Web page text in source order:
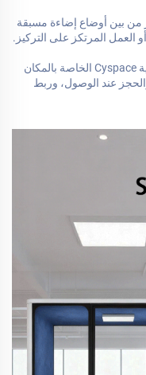
من بين أوضاع إضاءة مسبقة
العمل المرتكز على التركيز.
استفد أكثر من كبسولتك الذكية باستخدام تقنية Cyspace الخاصة بالمكان
عند الوصول، وربط